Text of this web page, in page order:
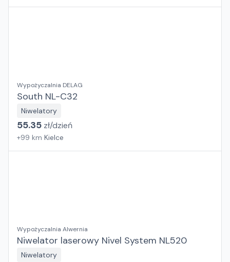
Wypożyczalnia DELAG
South NL-C32
Niwelatory
55.35 zł/dzień
+99 km Kielce
Wypożyczalnia Alwernia
Niwelator laserowy Nivel System NL520
Niwelatory